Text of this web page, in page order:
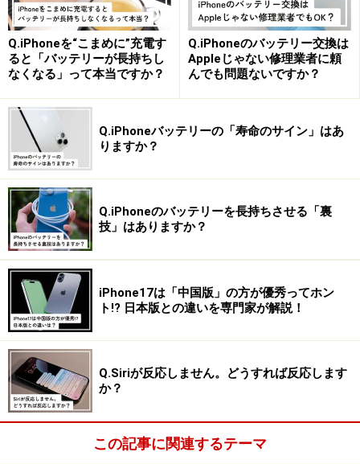
Q.iPhoneを“こまめに”充電す
ると「バッテリーが長持ちし
なくなる」って本当ですか？
Q.iPhoneのバッテリー交換は
Appleじゃない修理業者に頼
んでも問題ないですか？
Q.iPhoneバッテリーの「寿命のサイン」はあ
りますか？
Q.iPhoneのバッテリーを長持ちさせる「裏
技」はありますか？
iPhone17は「中国版」の方が優秀ってホン
ト!? 日本版との違いを専門家が解説！
Q.Siriが反応しません。どうすれば反応します
か？
この記事に関連するテーマ